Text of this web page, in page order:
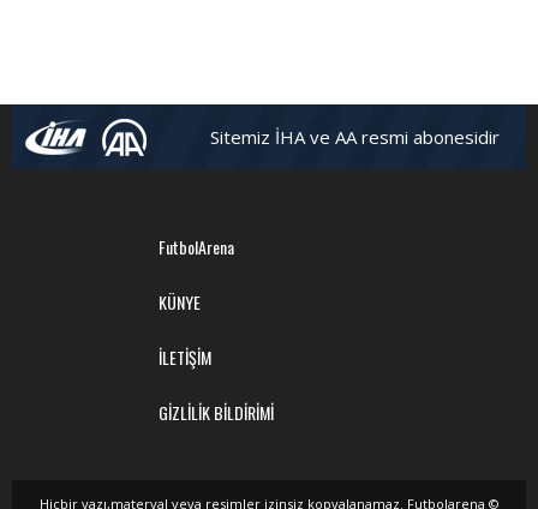
Sitemiz İHA ve AA resmi abonesidir
FutbolArena
KÜNYE
İLETİŞİM
GİZLİLİK BİLDİRİMİ
Hiçbir yazı,materyal veya resimler izinsiz kopyalanamaz. Futbolarena ©